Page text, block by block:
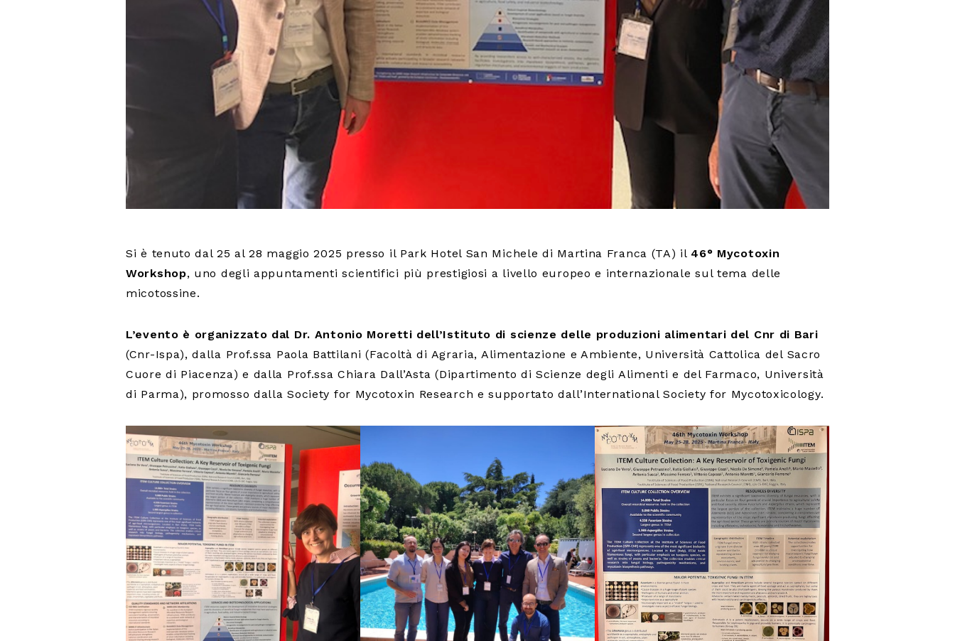
Si è tenuto dal 25 al 28 maggio 2025 presso il Park Hotel San Michele di Martina Franca (TA) il 46° Mycotoxin
Workshop, uno degli appuntamenti scientifici più prestigiosi a livello europeo e internazionale sul tema delle
micotossine.
L’evento è organizzato dal Dr. Antonio Moretti dell’Istituto di scienze delle produzioni alimentari del Cnr di Bari
(Cnr-Ispa), dalla Prof.ssa Paola Battilani (Facoltà di Agraria, Alimentazione e Ambiente, Università Cattolica del Sacro
Cuore di Piacenza) e dalla Prof.ssa Chiara Dall’Asta (Dipartimento di Scienze degli Alimenti e del Farmaco, Università
di Parma), promosso dalla Society for Mycotoxin Research e supportato dall’International Society for Mycotoxicology.